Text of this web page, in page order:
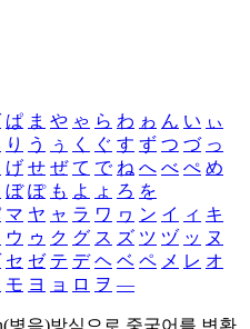
ぱ ま や ゃ ら わ ゎ ん い ぃ
り う ぅ く ぐ す ず つ づ っ
げ せ ぜ て で ね へ べ ぺ め
ぼ ぽ も よ ょ ろ を
マ ヤ ャ ラ ワ ヮ ン イ ィ キ
ウ ゥ ク グ ス ズ ツ ヅ ッ ヌ
セ ゼ テ デ ヘ ベ ペ メ レ オ
モ ヨ ョ ロ ヲ ―